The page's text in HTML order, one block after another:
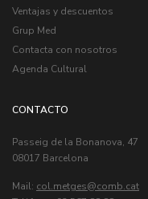
Ventajas y descuentos
Grup Med
Contacta con nosotros
Agenda Cultural
CONTACTO
Passeig de la Bonanova, 47
08017 Barcelona
Mail: col.metges